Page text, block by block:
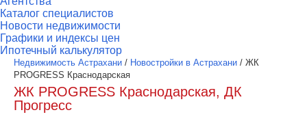
Каталог специалистов
Новости недвижимости
Графики и индексы цен
Ипотечный калькулятор
Недвижимость Астрахани / Новостройки в Астрахани / ЖК
PROGRESS Краснодарская
ЖК PROGRESS Краснодарская, ДК
Прогресс